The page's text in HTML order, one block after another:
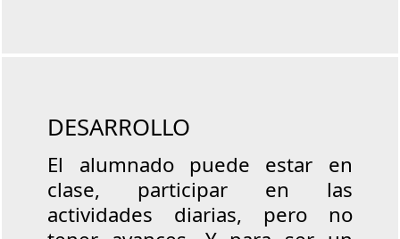
DESARROLLO
El alumnado puede estar en
clase, participar en las
actividades diarias, pero no